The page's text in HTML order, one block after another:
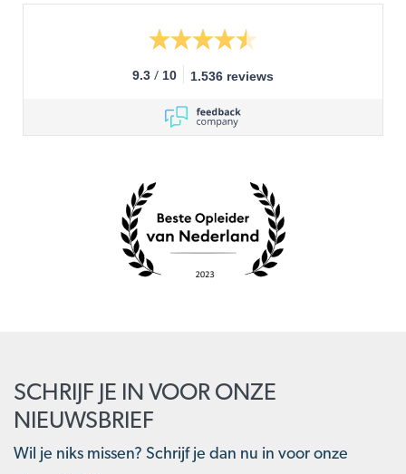
9.3 / 10 1.536 reviews
SCHRIJF JE IN VOOR ONZE
NIEUWSBRIEF
Wil je niks missen? Schrijf je dan nu in voor onze